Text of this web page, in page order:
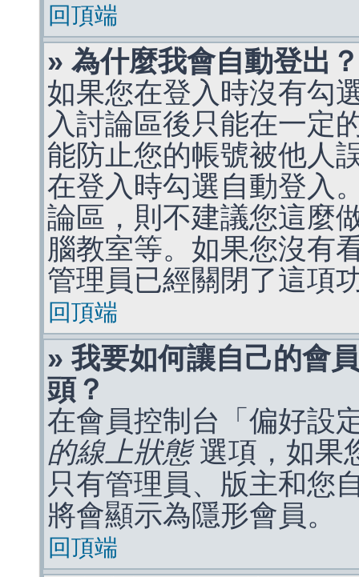
回頂端
» 為什麼我會自動登出？
如果您在登入時沒有勾
入討論區後只能在一定
能防止您的帳號被他人
在登入時勾選自動登入
論區，則不建議您這麼
腦教室等。如果您沒有
管理員已經關閉了這項
回頂端
» 我要如何讓自己的會
頭？
在會員控制台「偏好設
的線上狀態選項，如果
只有管理員、版主和您
將會顯示為隱形會員。
回頂端